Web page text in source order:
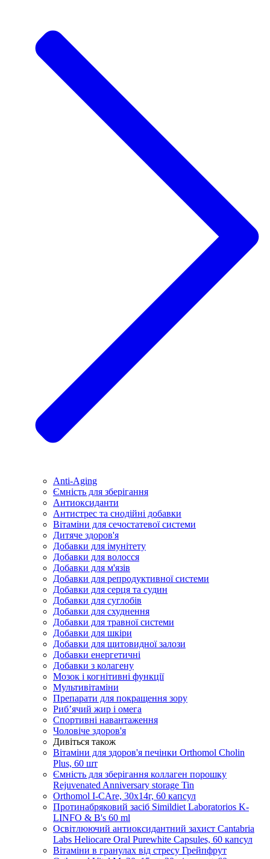
Anti-Aging
Ємність для зберігання
Антиоксиданти
Антистрес та снодійні добавки
Вітаміни для сечостатевої системи
Дитяче здоров'я
Добавки для імунітету
Добавки для волосся
Добавки для м'язів
Добавки для репродуктивної системи
Добавки для серця та судин
Добавки для суглобів
Добавки для схуднення
Добавки для травної системи
Добавки для шкіри
Добавки для щитовидної залози
Добавки енергетичні
Добавки з колагену
Мозок і когнітивні функції
Мультивітаміни
Препарати для покращення зору
Риб’ячий жир і омега
Спортивні навантаження
Чоловіче здоров'я
Дивіться також
Вітаміни для здоров'я печінки Orthomol Cholin
Plus, 60 шт
Ємність для зберігання коллаген порошку
Rejuvenated Anniversary storage Tin
Orthomol I-CAre, 30х14г, 60 капсул
Протинабряковий засіб Simildiet Laboratorios K-
LINFO & B's 60 ml
Освітлюючий антиоксидантний захист Cantabria
Labs Heliocare Oral Purewhite Capsules, 60 капсул
Вітаміни в гранулах від стресу Грейпфрут